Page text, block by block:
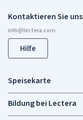
Kontaktieren Sie uns
Hilfe
Speisekarte
Bildung bei Lectera